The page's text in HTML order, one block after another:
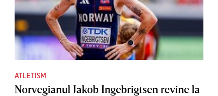
ATLETISM
Norvegianul Jakob Ingebrigtsen revine la